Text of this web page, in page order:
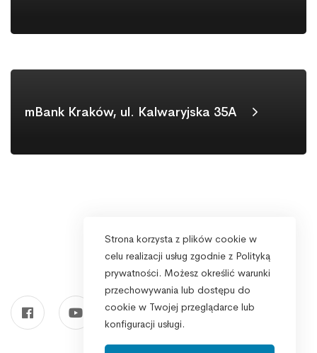
mBank Kraków, ul. Kalwaryjska 35A
Strona korzysta z plików cookie w
celu realizacji usług zgodnie z Polityką
prywatności. Możesz określić warunki
przechowywania lub dostępu do
cookie w Twojej przeglądarce lub
konfiguracji usługi.